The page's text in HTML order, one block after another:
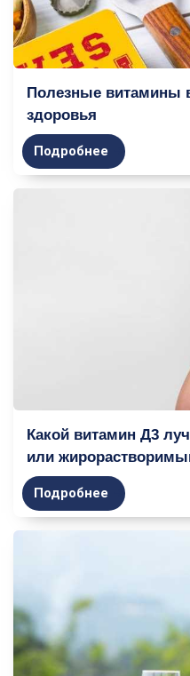
Полезные витамины
здоровья
Подробнее
Какой витамин Д3
или
Подробнее